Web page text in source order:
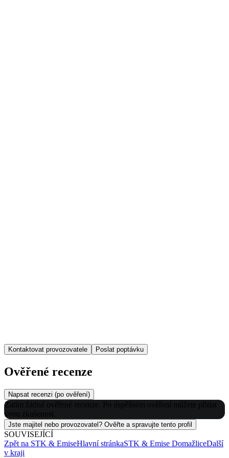
Kontaktovat provozovatele Poslat poptávku
Ověřené recenze
Napsat recenzi (po ověření)
Zatím žádné ověřené recenze. Po úspěšném ověření můžete přidat
svou zkušenost.
Jste majitel nebo provozovatel? Ověřte a spravujte tento profil
SOUVISEJÍCÍ
Zpět na STK & EmiseHlavní stránkaSTK & Emise DomažliceDalší
v kraji